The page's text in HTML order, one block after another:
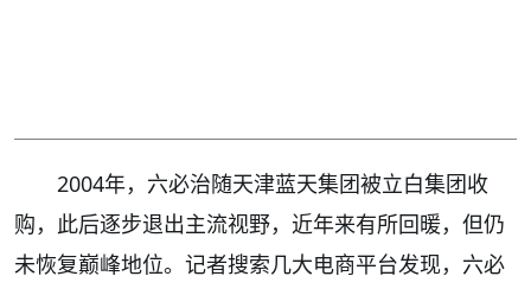
2004年，六必治随天津蓝天集团被立白集团收
购，此后逐步退出主流视野，近年来有所回暖，但仍
未恢复巅峰地位。记者搜索几大电商平台发现，六必